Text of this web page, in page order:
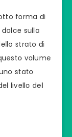
forma di
sulla
strato di
volume
stato
livello del